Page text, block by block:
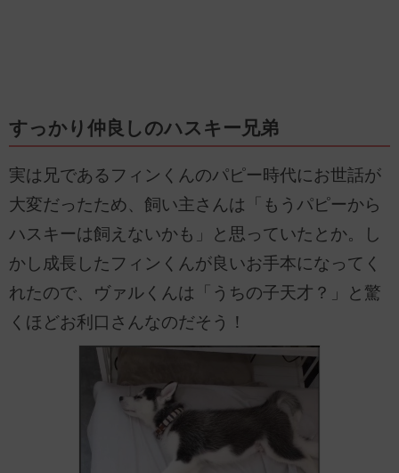
すっかり仲良しのハスキー兄弟
実は兄であるフィンくんのパピー時代にお世話が
大変だったため、飼い主さんは「もうパピーから
ハスキーは飼えないかも」と思っていたとか。し
かし成長したフィンくんが良いお手本になってく
れたので、ヴァルくんは「うちの子天才？」と驚
くほどお利口さんなのだそう！